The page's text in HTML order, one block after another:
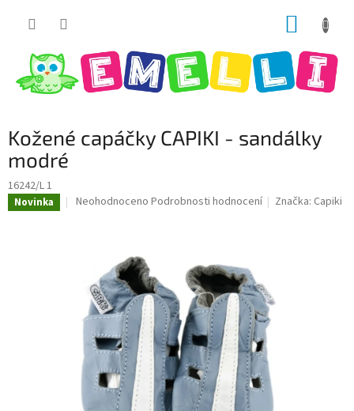
Kožené capáčky CAPIKI - sandálky
modré
16242/L 1
Novinka
Průměrné
hvězdiček.
Neohodnoceno Podrobnosti hodnocení Značka: Capiki